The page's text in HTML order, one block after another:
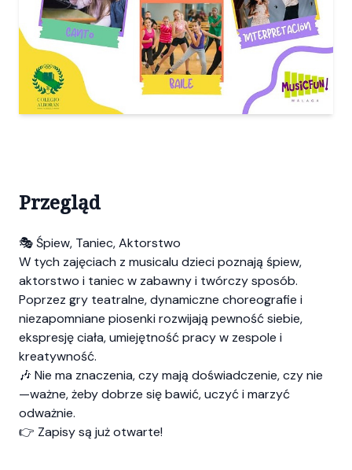
Przegląd
🎭 Śpiew, Taniec, Aktorstwo
W tych zajęciach z musicalu dzieci poznają śpiew,
aktorstwo i taniec w zabawny i twórczy sposób.
Poprzez gry teatralne, dynamiczne choreografie i
niezapomniane piosenki rozwijają pewność siebie,
ekspresję ciała, umiejętność pracy w zespole i
kreatywność.
🎶 Nie ma znaczenia, czy mają doświadczenie, czy nie
—ważne, żeby dobrze się bawić, uczyć i marzyć
odważnie.
👉 Zapisy są już otwarte!